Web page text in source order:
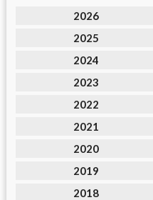
2026
2025
2024
2023
2022
2021
2020
2019
2018